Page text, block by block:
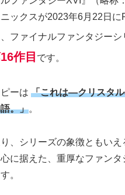
ックスが2023年6月22日に
ファイナルファンタジーシ
作目 です。
ーは 「これは―クリスタ
。」。
、シリーズの象徴ともいえ
に据えた、重厚なファン
。